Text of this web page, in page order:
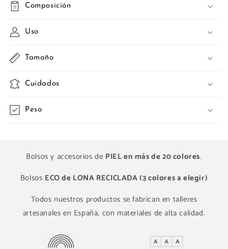
Composición
Uso
Tamaño
Cuidados
Peso
Bolsos y accesorios de PIEL en más de 20 colores.
Bolsos ECO de LONA RECICLADA (3 colores a elegir)
Todos nuestros productos se fabrican en talleres
artesanales en España, con materiales de alta calidad.